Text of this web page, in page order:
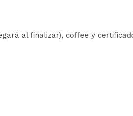
al finalizar), coffee y